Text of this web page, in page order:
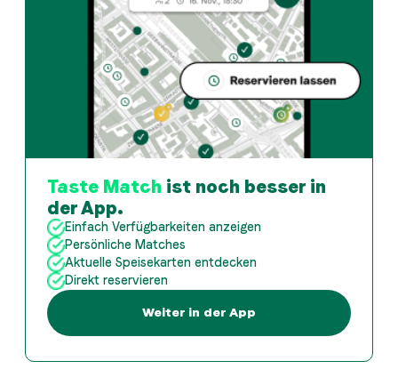
Taste Match ist noch besser in
der App.
Einfach Verfügbarkeiten anzeigen
Persönliche Matches
Aktuelle Speisekarten entdecken
Direkt reservieren
Weiter in der App